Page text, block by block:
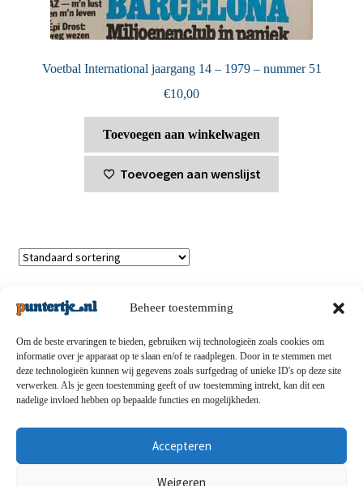
Beheer toestemming
Om de beste ervaringen te bieden, gebruiken wij technologieën zoals cookies om
informatie over je apparaat op te slaan en/of te raadplegen. Door in te stemmen met
deze technologieën kunnen wij gegevens zoals surfgedrag of unieke ID's op deze site
verwerken. Als je geen toestemming geeft of uw toestemming intrekt, kan dit een
nadelige invloed hebben op bepaalde functies en mogelijkheden.
Accepteren
Weigeren
Voetbal International jaargang 14 – 1979 – nummer 51
€10,00
Toevoegen aan winkelwagen
Toevoegen aan wenslijst
Privacybeleid-Verzending en retouren-Algemene
voorwaarden-Disclaimert-Betaalmethoden-Over ons